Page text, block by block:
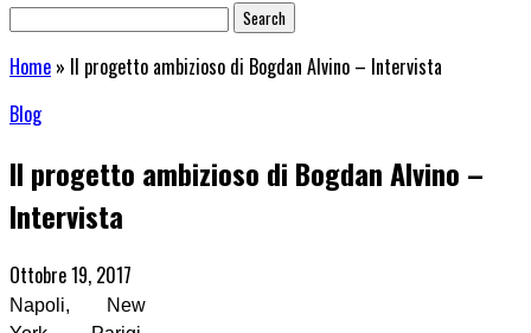
Home » Il progetto ambizioso di Bogdan Alvino – Intervista
Blog
Il progetto ambizioso di Bogdan Alvino –
Intervista
Ottobre 19, 2017
Napoli, New